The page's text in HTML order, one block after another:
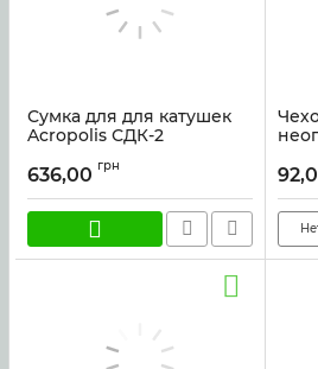
Сумка для для катушек
Acropolis СДК-2
636,00 грн